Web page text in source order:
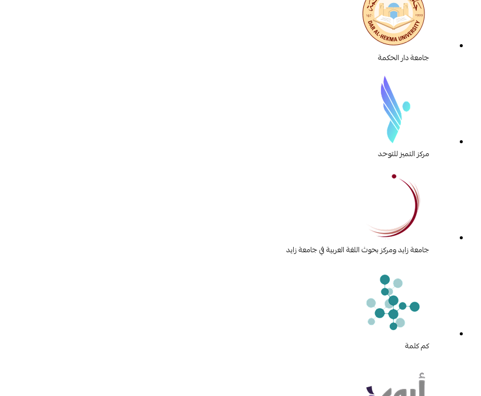
جامعة دار الحكمة
مركز التميز للتوحد
جامعة زايد ومركز بحوث اللغة العربية في جامعة زايد
كم كلمة